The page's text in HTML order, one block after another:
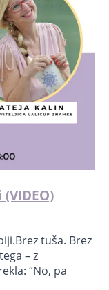
tuša. Brez
– z
“No, pa